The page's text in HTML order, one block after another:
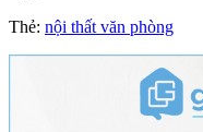
Thẻ: nội thất văn phòng